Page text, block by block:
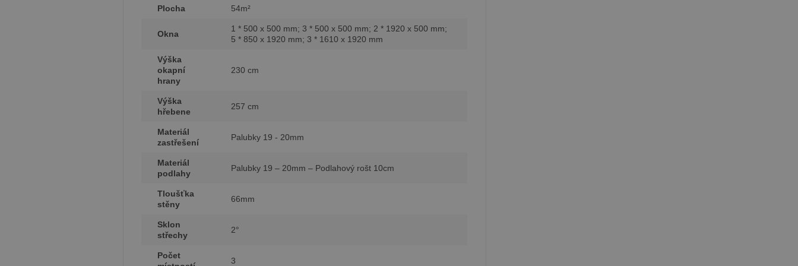
Plocha 54m²
Okna
1 * 500 x 500 mm; 3 * 500 x 500 mm; 2 * 1920 x 500 mm;
5 * 850 x 1920 mm; 3 * 1610 x 1920 mm
Výška
okapní
hrany
230 cm
Výška
hřebene
257 cm
Materiál
zastřešení
Palubky 19 - 20mm
Materiál
podlahy
Palubky 19 – 20mm – Podlahový rošt 10cm
Tloušťka
stěny
66mm
Sklon
střechy
2°
Počet
3